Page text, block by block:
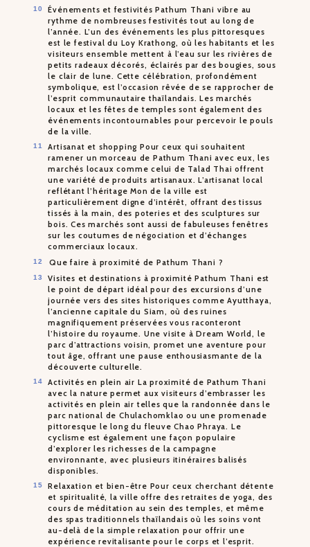
Événements et festivités Pathum Thani vibre au
rythme de nombreuses festivités tout au long de
l’année. L’un des événements les plus pittoresques
est le festival du Loy Krathong, où les habitants et les
visiteurs ensemble mettent à l’eau sur les rivières de
petits radeaux décorés, éclairés par des bougies, sous
le clair de lune. Cette célébration, profondément
symbolique, est l’occasion rêvée de se rapprocher de
l’esprit communautaire thaïlandais. Les marchés
locaux et les fêtes de temples sont également des
événements incontournables pour percevoir le pouls
de la ville.
Artisanat et shopping Pour ceux qui souhaitent
ramener un morceau de Pathum Thani avec eux, les
marchés locaux comme celui de Talad Thai offrent
une variété de produits artisanaux. L’artisanat local
reflétant l’héritage Mon de la ville est
particulièrement digne d’intérêt, offrant des tissus
tissés à la main, des poteries et des sculptures sur
bois. Ces marchés sont aussi de fabuleuses fenêtres
sur les coutumes de négociation et d’échanges
commerciaux locaux.
Que faire à proximité de Pathum Thani ?
Visites et destinations à proximité Pathum Thani est
le point de départ idéal pour des excursions d’une
journée vers des sites historiques comme Ayutthaya,
l’ancienne capitale du Siam, où des ruines
magnifiquement préservées vous raconteront
l’histoire du royaume. Une visite à Dream World, le
parc d’attractions voisin, promet une aventure pour
tout âge, offrant une pause enthousiasmante de la
découverte culturelle.
Activités en plein air La proximité de Pathum Thani
avec la nature permet aux visiteurs d’embrasser les
activités en plein air telles que la randonnée dans le
parc national de Chulachomklao ou une promenade
pittoresque le long du fleuve Chao Phraya. Le
cyclisme est également une façon populaire
d’explorer les richesses de la campagne
environnante, avec plusieurs itinéraires balisés
disponibles.
Relaxation et bien-être Pour ceux cherchant détente
et spiritualité, la ville offre des retraites de yoga, des
cours de méditation au sein des temples, et même
des spas traditionnels thaïlandais où les soins vont
au-delà de la simple relaxation pour offrir une
expérience revitalisante pour le corps et l’esprit.